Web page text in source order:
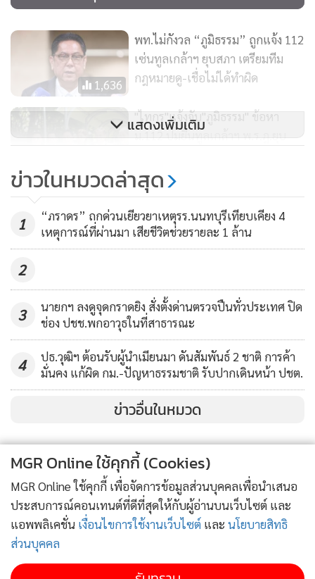
สภายังคงไม่เกิดความชัดเจน ตนเห็นควรต้องดำเนินการตาม
ระเบียบวาระที่ได้มีการบรรจุการประชุม โดยใช้อำนาจจาก
ประธานสภาผู้แทนราษฎรต่อไปในวันพรุ่งนี้
ประการที่สองที่มีการดำเนินคดี มาตรา 112 โดยนายสุรทิน
พิจารณ์ หัวหน้าพรรคประชาธิปไตยใหม่ และนายศุภชัย ใจสมุทร
ประธานคณะทำงานฝ่ายกฎหมายพรรคภูมิใจไทย ที่มีการกล่าว
"ผมและพรรคประชาชนไม่เห็นด้วย ที่จะใช้เครื่องมือทาง
กฎหมายในการดำเนินคดีดังกล่าว สิ่งที่ผมอยากเรียกร้องคือขอ
ให้ทั้งสองคนถอนคำกล่าวโทษในการดำเนินคดี เพื่อสร้าง
อยากให้ใช้กฎหมายเป็นเครื่องมือในการกลั่นแกล้ง หรือ
กระบวนการนิติสงครามกับฝ่ายใด " นายณัฐพงษ์กล่าว
1,636
พท.ไม่กังวล “ภูมิธรรม” ถูกแจ้ง 112
เซ่นทูลเกล้าฯ ยุบสภา เตรียมทีม
กฎหมายดู-เชื่อไม่ได้ทำผิด
"ไทกร"แจ้งจับ"ภูมิธรรม" ข้อหา
ม.112 ปมยื่นทูลเกล้าฯ พ.ร.ฎ.ยุบ
327
“อนุทิน” งดตอบข่าวตีกลับ
ทูลเกล้าฯ ยุบสภา จี้รัฐบาลแจง ไม่
ต้องรอศาล รธน.ขอให้เล่นตามกติกา
แสดงเพิ่มเติม
ข่าวในหมวดล่าสุด
1
“ภราดร” ถกด่วนเยียวยาเหตุรร.นนทบุรีเทียบเคียง 4
เหตุการณ์ที่ผ่านมา เสียชีวิตช่วยรายละ 1 ล้าน
2
3
นายกฯ ลงดูจุดกราดยิง สั่งตั้งด่านตรวจปืนทั่วประเทศ ปิด
ช่อง ปชช.พกอาวุธในที่สาธารณะ
4
ปธ.วุฒิฯ ต้อนรับผู้นำเมียนมา ดันสัมพันธ์ 2 ชาติ การค้า
มั่นคง แก้ผิด กม.-ปัญหาธรรมชาติ รับปากเดินหน้า ปชต.
ข่าวอื่นในหมวด
MGR Online ใช้คุกกี้ (Cookies)
MGR Online ใช้คุกกี้ เพื่อจัดการข้อมูลส่วนบุคคลเพื่อนำเสนอ
ประสบการณ์คอนเทนต์ที่ดีที่สุดให้กับผู้อ่านบนเว็บไซต์ และ
แอพพลิเคชั่น เงื่อนไขการใช้งานเว็บไซต์ และ นโยบายสิทธิ
ส่วนบุคคล